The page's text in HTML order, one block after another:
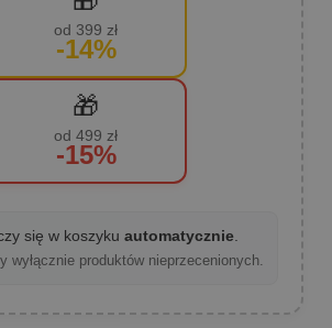
od 399 zł
-14%
🎁
od 499 zł
-15%
się w koszyku automatycznie.
wyłącznie produktów nieprzecenionych.